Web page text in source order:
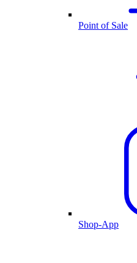
Point of Sale
Shop-App